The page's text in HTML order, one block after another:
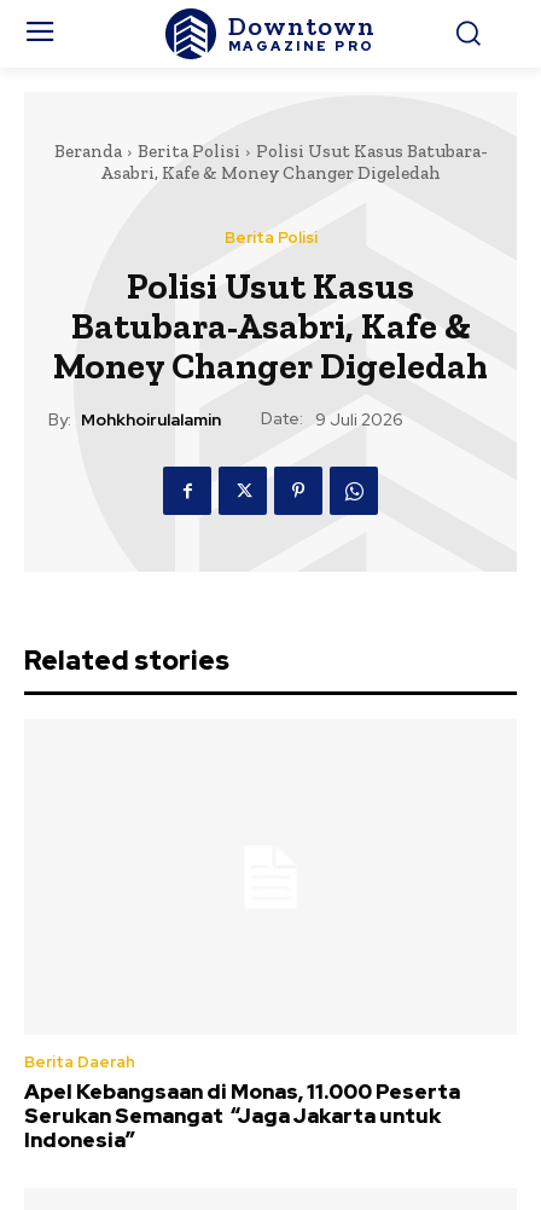
Downtown
MAGAZINE PRO
Beranda Berita Polisi
Polisi Usut Kasus Batubara-
Asabri, Kafe & Money Changer Digeledah
Berita Polisi
Polisi Usut Kasus
Batubara-Asabri, Kafe &
Money Changer Digeledah
By: Mohkhoirulalamin Date: 9 Juli 2026
Related stories
Berita Daerah
Apel Kebangsaan di Monas, 11.000 Peserta
Serukan Semangat “Jaga Jakarta untuk
Indonesia”